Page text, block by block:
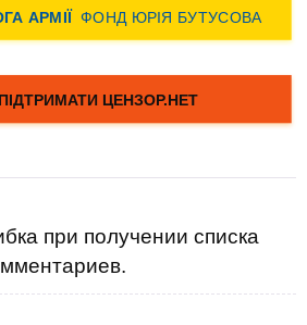
при получении списка